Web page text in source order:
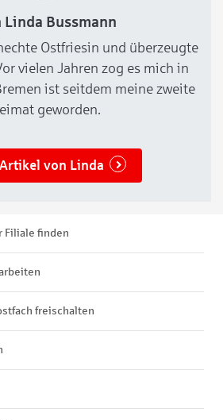
Linda Bussmann
Ostfriesin und überzeugte
vielen Jahren zog es mich in
ist seitdem meine zweite
geworden.
von Linda
Filiale finden
freischalten